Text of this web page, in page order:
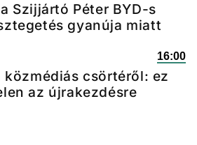
Szijjártó Péter BYD-s
gyanúja miatt
16:00
közmédiás csörtéről: ez
az újrakezdésre